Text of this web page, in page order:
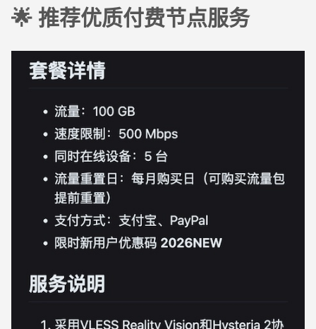
🌟 推荐优质付费节点服务